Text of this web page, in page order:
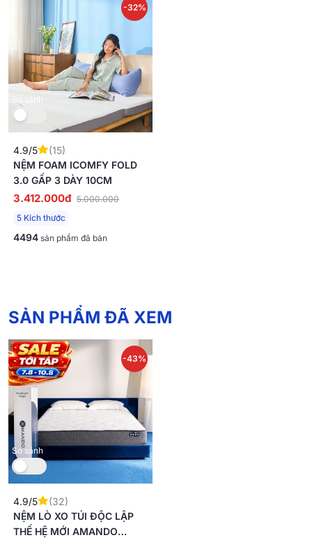
So sánh
-32%
4.9/5
(15)
NỆM FOAM ICOMFY FOLD
3.0 GẤP 3 DÀY 10CM
3.412.000đ 5.000.000
5 Kích thước
4494 sản phẩm đã bán
SẢN PHẨM ĐÃ XEM
So sánh
-43%
4.9/5
(32)
NỆM LÒ XO TÚI ĐỘC LẬP
THẾ HỆ MỚI AMANDO